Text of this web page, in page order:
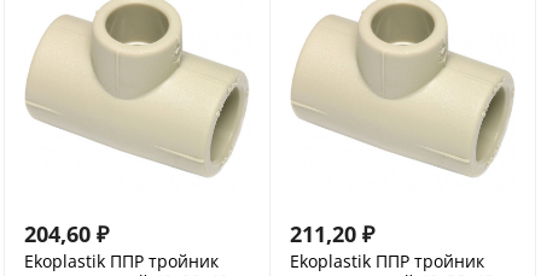
204,60 ₽
Ekoplastik ППР тройник
211,20 ₽
Ekoplastik ППР тройник